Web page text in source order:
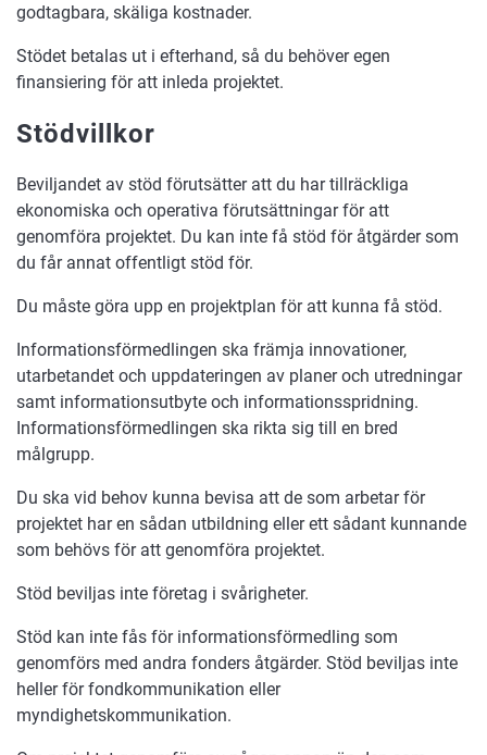
godtagbara, skäliga kostnader.
Stödet betalas ut i efterhand, så du behöver egen
finansiering för att inleda projektet.
Stödvillkor
Beviljandet av stöd förutsätter att du har tillräckliga
ekonomiska och operativa förutsättningar för att
genomföra projektet. Du kan inte få stöd för åtgärder som
du får annat offentligt stöd för.
Du måste göra upp en projektplan för att kunna få stöd.
Informationsförmedlingen ska främja innovationer,
utarbetandet och uppdateringen av planer och utredningar
samt informationsutbyte och informationsspridning.
Informationsförmedlingen ska rikta sig till en bred
målgrupp.
Du ska vid behov kunna bevisa att de som arbetar för
projektet har en sådan utbildning eller ett sådant kunnande
som behövs för att genomföra projektet.
Stöd beviljas inte företag i svårigheter.
Stöd kan inte fås för informationsförmedling som
genomförs med andra fonders åtgärder. Stöd beviljas inte
heller för fondkommunikation eller
myndighetskommunikation.